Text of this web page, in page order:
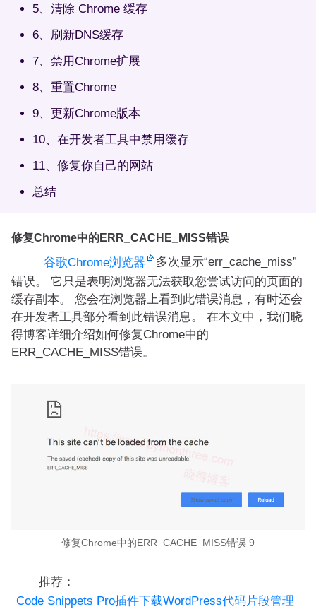
5、清除 Chrome 缓存
6、刷新DNS缓存
7、禁用Chrome扩展
8、重置Chrome
9、更新Chrome版本
10、在开发者工具中禁用缓存
11、修复你自己的网站
总结
修复Chrome中的ERR_CACHE_MISS错误
谷歌Chrome浏览器
多次显示“err_cache_miss”
错误。 它只是表明浏览器无法获取您尝试访问的页面的
缓存副本。 您会在浏览器上看到此错误消息，有时还会
在开发者工具部分看到此错误消息。 在本文中，我们晓
得博客详细介绍如何修复Chrome中的
ERR_CACHE_MISS错误。
修复Chrome中的ERR_CACHE_MISS错误 9
推荐：
Code Snippets Pro插件下载WordPress代码片段管理